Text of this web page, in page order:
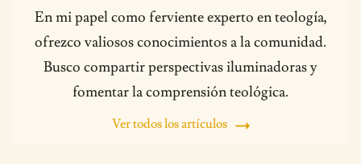
En mi papel como ferviente experto en teología,
ofrezco valiosos conocimientos a la comunidad.
Busco compartir perspectivas iluminadoras y
fomentar la comprensión teológica.
Ver todos los artículos